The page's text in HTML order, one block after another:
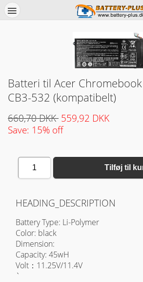
Batteri til Acer
CB3-532 (kompatibelt)
660,70 DKK 559,92 DKK
Save: 15% off
1 Tilføj til
HEADING_DESCRIPTION
Battery Type: Li-Polymer
Color: black
Dimension:
Capacity: 45wH
Volt：11.25V/11.4V
`